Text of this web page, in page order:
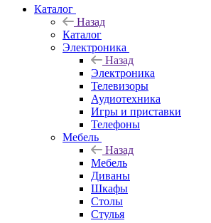
Каталог
Назад
Каталог
Электроника
Назад
Электроника
Телевизоры
Аудиотехника
Игры и приставки
Телефоны
Мебель
Назад
Мебель
Диваны
Шкафы
Столы
Стулья